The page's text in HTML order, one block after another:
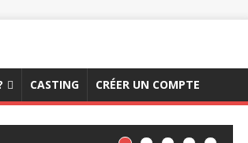
CASTING CRÉER UN COMPTE